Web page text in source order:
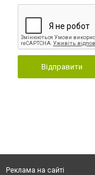
Відправити
Реклама на сайті